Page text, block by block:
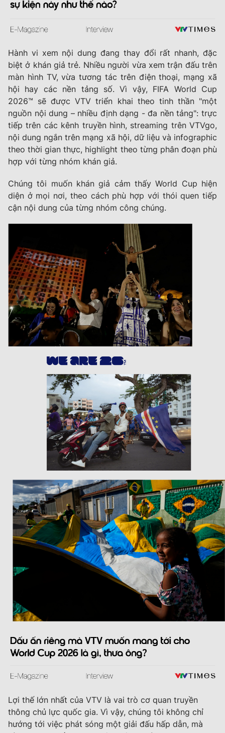
Hành vi xem nội dung đang thay đổi rất nhanh, đặc
biệt ở khán giả trẻ. Nhiều người vừa xem trận đấu trên
màn hình TV, vừa tương tác trên điện thoại, mạng xã
hội hay các nền tảng số. Vì vậy, FIFA World Cup
2026™ sẽ được VTV triển khai theo tinh thần "một
nguồn nội dung – nhiều định dạng - đa nền tảng": trực
tiếp trên các kênh truyền hình, streaming trên VTVgo,
nội dung ngắn trên mạng xã hội, dữ liệu và infographic
theo thời gian thực, highlight theo từng phân đoạn phù
hợp với từng nhóm khán giả.
Chúng tôi muốn khán giả cảm thấy World Cup hiện
diện ở mọi nơi, theo cách phù hợp với thói quen tiếp
cận nội dung của từng nhóm công chúng.
Lợi thế lớn nhất của VTV là vai trò cơ quan truyền
thông chủ lực quốc gia. Vì vậy, chúng tôi không chỉ
hướng tới việc phát sóng một giải đấu hấp dẫn, mà